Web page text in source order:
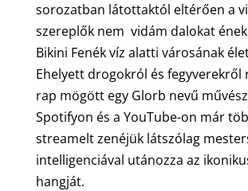
sorozatban látottaktól eltérően a
szereplők nem vidám dalokat
Bikini Fenék víz alatti városának
Ehelyett drogokról és fegyverekről
rap mögött egy Glorb nevű
Spotifyon és a YouTube-on már
streamelt zenéjük látszólag
intelligenciával utánozza az
hangját.